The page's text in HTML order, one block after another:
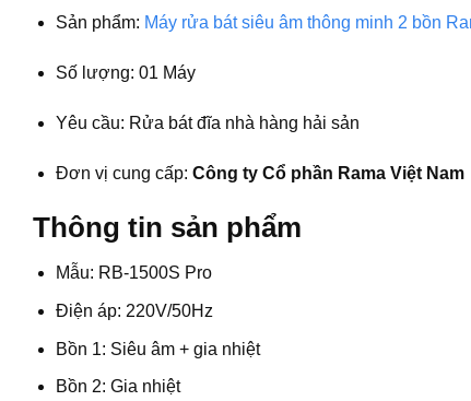
Sản phẩm: Máy rửa bát siêu âm thông minh 2 bồn
Số lượng: 01 Máy
Yêu cầu: Rửa bát đĩa nhà hàng hải sản
Đơn vị cung cấp: Công ty Cổ phần Rama Việt Nam
Thông tin sản phẩm
Mẫu: RB-1500S Pro
Điện áp: 220V/50Hz
Bồn 1: Siêu âm + gia nhiệt
Bồn 2: Gia nhiệt